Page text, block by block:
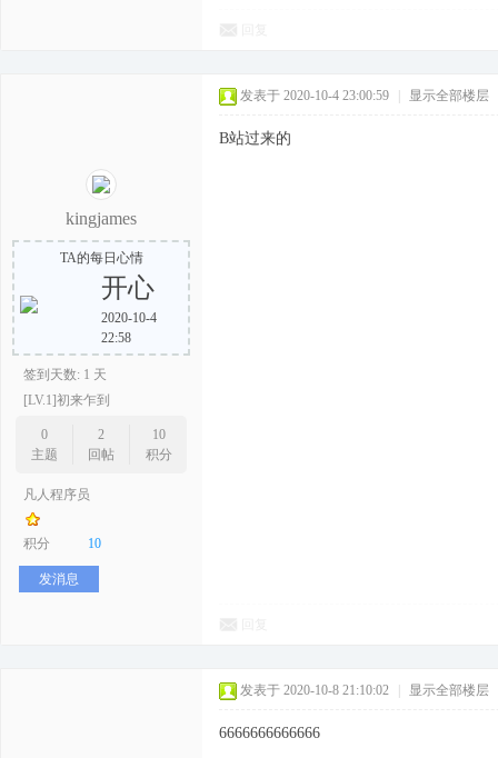
kingjames
TA的每日心情
开心
2020-10-4
22:58
签到天数: 1 天
[LV.1]初来乍到
0
主题
2
回帖
10
积分
凡人程序员
积分 10
发消息
发表于 2020-10-4 23:00:59 显示全部楼层
B站过来的
发表于 2020-10-8 21:10:02 显示全部楼层
6666666666666